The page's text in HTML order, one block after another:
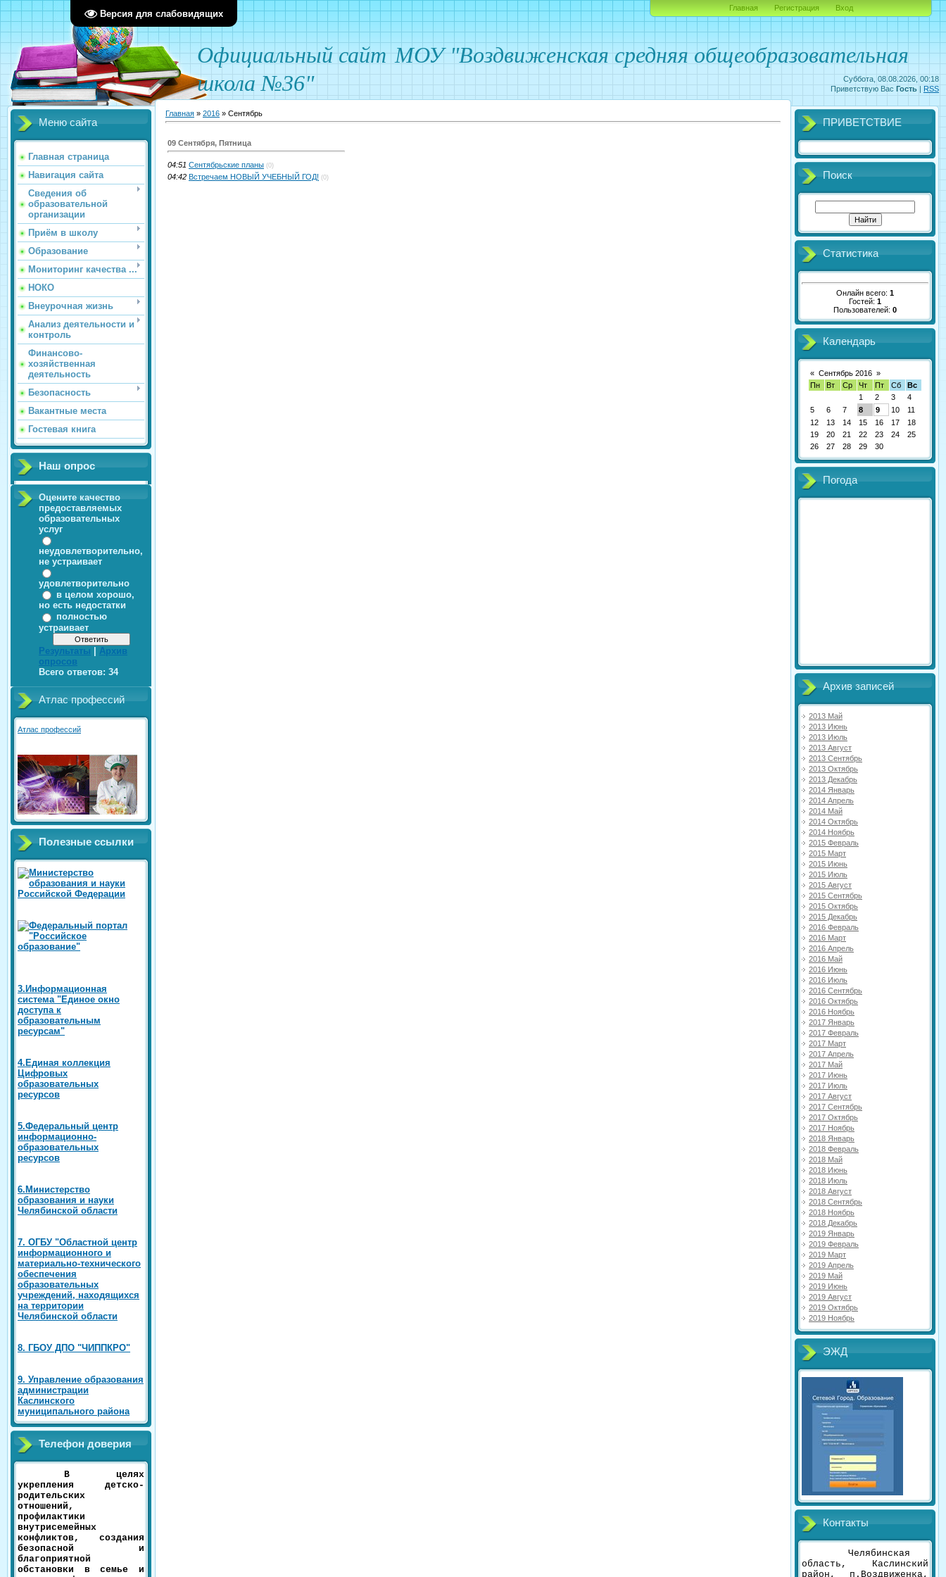
Версия для слабовидящих
Суббота, 08.08.2026, 00:18
Приветствую Вас Гость | RSS
Официальный сайт МОУ "Воздвиженская средняя общеобразовательная
школа №36"
Главная Регистрация Вход
Меню сайта
Главная страница
Навигация сайта
Сведения об
образовательной
организации
Приём в школу
Образование
Мониторинг качества ...
НОКО
Внеурочная жизнь
Анализ деятельности и
контроль
Финансово-
хозяйственная
деятельность
Безопасность
Вакантные места
Гостевая книга
Наш опрос
Оцените качество
предоставляемых
образовательных
услуг
неудовлетворительно,
не устраивает
удовлетворительно
в целом хорошо,
но есть недостатки
полностью
устраивает
Результаты
Архив
опросов
Всего ответов: 34
Атлас профессий
Атлас профессий
Полезные ссылки
3.Информационная
система "Единое окно
доступа к
образовательным
ресурсам"
4.Единая коллекция
Цифровых
образовательных
ресурсов
5.Федеральный центр
информационно-
образовательных
ресурсов
6.Министерство
образования и науки
Челябинской области
7. ОГБУ "Областной центр
информационного и
материально-технического
обеспечения
образовательных
учреждений, находящихся
на территории
Челябинской области
8. ГБОУ ДПО "ЧИППКРО"
9. Управление образования
администрации
Каслинского
муниципального района
Телефон доверия
В целях
укрепления детско-
родительских
отношений,
профилактики
внутрисемейных
конфликтов, создания
безопасной и
благоприятной
обстановки в семье и
Главная » 2016 » Сентябрь
09 Сентября, Пятница
04:51 Сентябрьские планы (0)
04:42 Встречаем НОВЫЙ УЧЕБНЫЙ ГОД! (0)
ПРИВЕТСТВИЕ
Поиск
Статистика
Онлайн всего: 1
Гостей: 1
Пользователей: 0
Календарь
« Сентябрь 2016 »
Пн
Вт Ср Чт Пт Сб
Вс
1
2 3
4
5
6 7 8 9 10
11
12
13 14 15 16 17
18
19
20 21 22 23 24
25
26
27 28 29 30
Погода
Архив записей
2013 Май
2013 Июнь
2013 Июль
2013 Август
2013 Сентябрь
2013 Октябрь
2013 Декабрь
2014 Январь
2014 Апрель
2014 Май
2014 Октябрь
2014 Ноябрь
2015 Февраль
2015 Март
2015 Июнь
2015 Июль
2015 Август
2015 Сентябрь
2015 Октябрь
2015 Декабрь
2016 Февраль
2016 Март
2016 Апрель
2016 Май
2016 Июнь
2016 Июль
2016 Сентябрь
2016 Октябрь
2016 Ноябрь
2017 Январь
2017 Февраль
2017 Март
2017 Апрель
2017 Май
2017 Июнь
2017 Июль
2017 Август
2017 Сентябрь
2017 Октябрь
2017 Ноябрь
2018 Январь
2018 Февраль
2018 Май
2018 Июнь
2018 Июль
2018 Август
2018 Сентябрь
2018 Ноябрь
2018 Декабрь
2019 Январь
2019 Февраль
2019 Март
2019 Апрель
2019 Май
2019 Июнь
2019 Август
2019 Октябрь
2019 Ноябрь
ЭЖД
Контакты
Челябинская
область, Каслинский
район, п.Воздвиженка,